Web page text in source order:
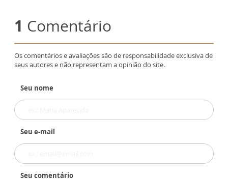
1 Comentário
Os comentários e avaliações são de responsabilidade exclusiva de
seus autores e não representam a opinião do site.
Seu nome
Seu e-mail
Seu comentário